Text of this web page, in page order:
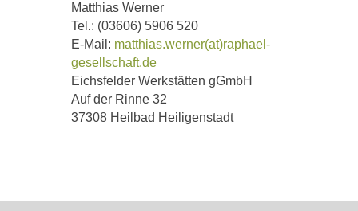
Matthias Werner
Tel.: (03606) 5906 520
E-Mail: matthias.werner(at)raphael-
gesellschaft.de
Eichsfelder Werkstätten gGmbH
Auf der Rinne 32
37308 Heilbad Heiligenstadt